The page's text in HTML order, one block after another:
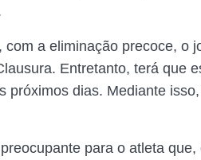
com a eliminação precoce, o
Entretanto, terá que
próximos dias. Mediante
para o atleta